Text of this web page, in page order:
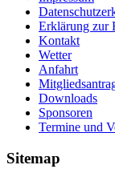
Erklärung zur
Kontakt
Wetter
Anfahrt
Downloads
Sponsoren
Termine und
Sitemap